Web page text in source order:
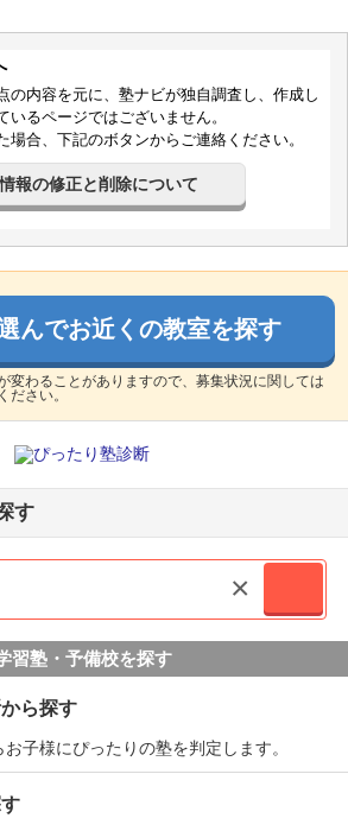
の内容を元に、塾ナビが独自調査し、作成し
いるページではございません。
場合、下記のボタンからご連絡ください。
報の修正と削除について
んでお近くの教室を探す
変わることがありますので、募集状況に関しては
ださい。
す
×
習塾・予備校を探す
ら探す
子様にぴったりの塾を判定します。